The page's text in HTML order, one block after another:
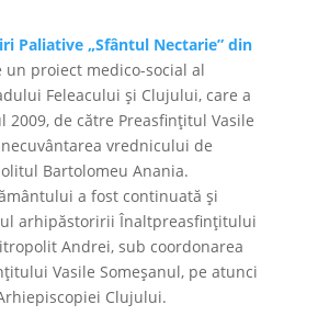
Paliative „Sfântul Nectarie” din
proiect medico-social al
Feleacului şi Clujului, care a
de către Preasfințitul Vasile
vrednicului de
Bartolomeu Anania.
a fost continuată şi
arhipăstoririi Înaltpreasfințitului
Andrei, sub coordonarea
Vasile Someşanul, pe atunci
Clujului.